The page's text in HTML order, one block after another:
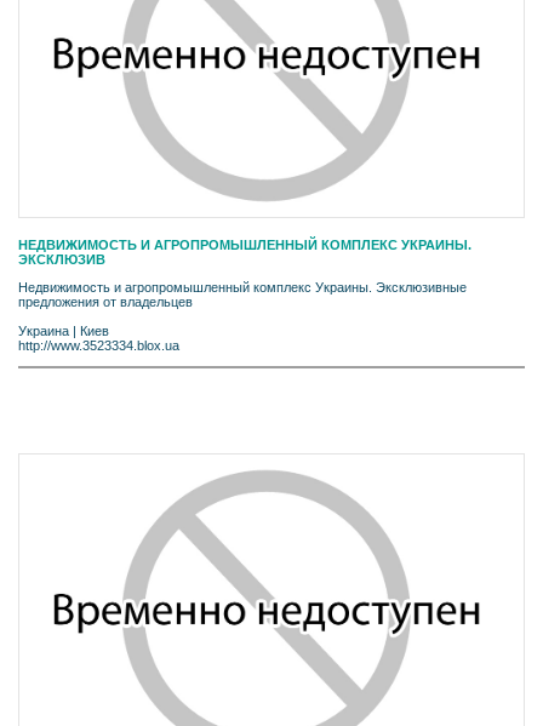
НЕДВИЖИМОСТЬ И АГРОПРОМЫШЛЕННЫЙ КОМПЛЕКС УКРАИНЫ.
ЭКСКЛЮЗИВ
Недвижимость и агропромышленный комплекс Украины. Эксклюзивные
предложения от владельцев
Украина
Киев
http://www.3523334.blox.ua